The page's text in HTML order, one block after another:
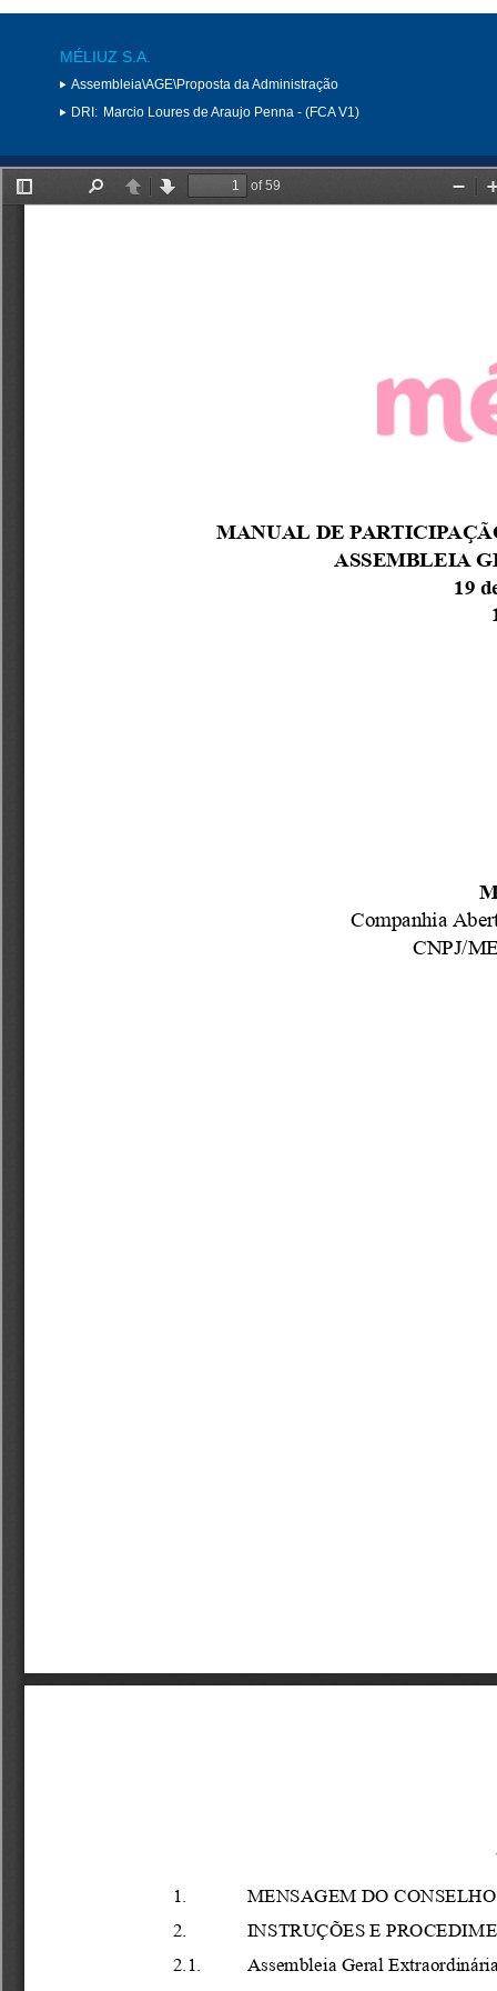
MÉLIUZ S.A.
Assembleia\AGE\Proposta da Administração
DRI: Marcio Loures de Araujo Penna - (FCA V1)